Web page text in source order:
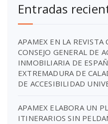
Entradas
APAMEX EN LA REVISTA
CONSEJO GENERAL DE
INMOBILIARIA DE
EXTREMADURA DE
DE ACCESIBILIDAD
APAMEX ELABORA UN
ITINERARIOS SIN